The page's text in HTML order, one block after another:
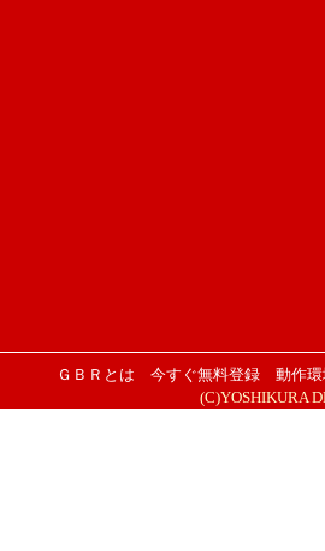
ＧＢＲとは 今すぐ無料登録
動作
(C)YOSHIKURA